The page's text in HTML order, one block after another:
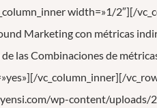
width=»1/2″][/
Marketing con métricas
las Combinaciones de
vc_column_inner][/
wp-content/uploads/